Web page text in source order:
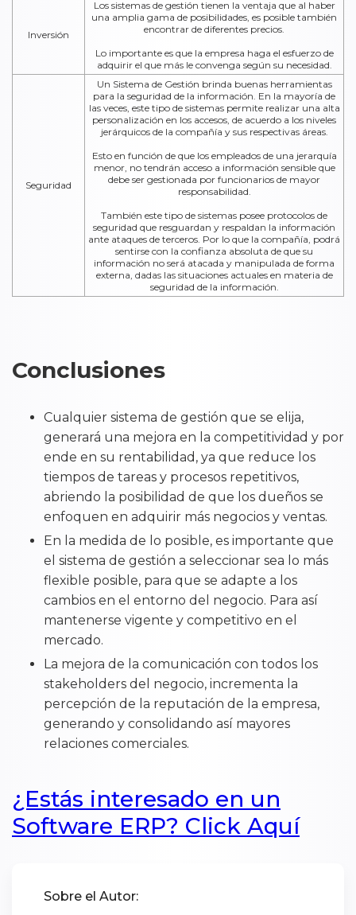
Inversión
Los sistemas de gestión tienen la ventaja que al haber
una amplia gama de posibilidades, es posible también
encontrar de diferentes precios.
Lo importante es que la empresa haga el esfuerzo de
adquirir el que más le convenga según su necesidad.
Seguridad
Un Sistema de Gestión brinda buenas herramientas
para la seguridad de la información. En la mayoría de
las veces, este tipo de sistemas permite realizar una alta
personalización en los accesos, de acuerdo a los niveles
jerárquicos de la compañía y sus respectivas áreas.
Esto en función de que los empleados de una jerarquía
menor, no tendrán acceso a información sensible que
debe ser gestionada por funcionarios de mayor
responsabilidad.
También este tipo de sistemas posee protocolos de
seguridad que resguardan y respaldan la información
ante ataques de terceros. Por lo que la compañía, podrá
sentirse con la confianza absoluta de que su
información no será atacada y manipulada de forma
externa, dadas las situaciones actuales en materia de
seguridad de la información.
Conclusiones
Cualquier sistema de gestión que se elija,
generará una mejora en la competitividad y por
ende en su rentabilidad, ya que reduce los
tiempos de tareas y procesos repetitivos,
abriendo la posibilidad de que los dueños se
enfoquen en adquirir más negocios y ventas.
En la medida de lo posible, es importante que
el sistema de gestión a seleccionar sea lo más
flexible posible, para que se adapte a los
cambios en el entorno del negocio. Para así
mantenerse vigente y competitivo en el
mercado.
La mejora de la comunicación con todos los
stakeholders del negocio, incrementa la
percepción de la reputación de la empresa,
generando y consolidando así mayores
relaciones comerciales.
¿Estás interesado en un
Software ERP? Click Aquí
Sobre el Autor: